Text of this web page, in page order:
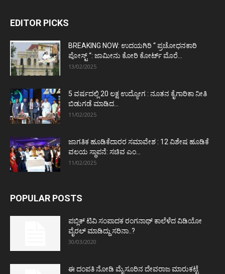
EDITOR PICKS
BREAKING NOW: ಉದಯಗಿರಿ “ ಪ್ರಚೋಧನಕಾರಿ
ಪೋಸ್ಟ್‌ “: ಜಾಮೀನು ಕೋರಿ ಕೋರ್ಟ್‌ ಮೊರೆ...
13/02/2025
5 ವರ್ಷದಲ್ಲಿ 20 ಲಕ್ಷ ಉದ್ಯೋಗ : ನೂತನ ಕೈಗಾರಿಕಾ ನೀತಿ
ಬಿಡುಗಡೆ ಮಾಡಿದ...
11/02/2025
ಜಾಗತಿಕ ಹೂಡಿಕೆದಾರರ ಸಮಾವೇಶ : 12 ವಿಶೇಷ ಹೂಡಿಕೆ
ವಲಯ ಸ್ಥಾಪನೆ: ಸಚಿವ ಎಂ...
11/02/2025
POPULAR POSTS
ಪಬ್ಲಿಕ್ ಟಿವಿ ಸಂಪಾದಕ ರಂಗನಾಥ್ ಕಾಲೆಳೆದ ವಿಡಿಯೋ
ವೈರಲ್ ಮಾಡಿದ್ದು ಸರಿನಾ..?
30/03/2020
ಈ ದಂಪತಿ ನೋಡಿ ಮೈಸೂರಿನ ದೇವರಾಜ ಮಾರುಕಟ್ಟೆ